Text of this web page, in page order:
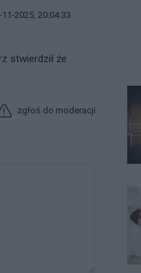
11-2025, 20:04:33
stwierdził że
zgłoś do moderacji